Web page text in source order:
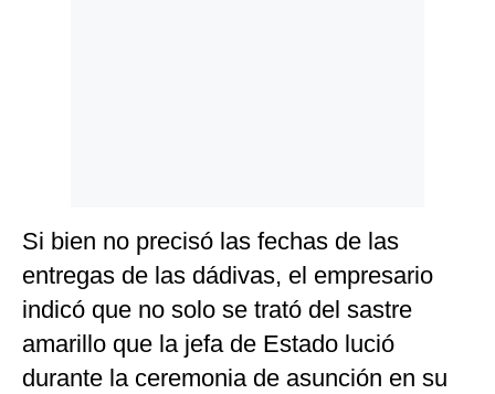
Si bien no precisó las fechas de las
entregas de las dádivas, el empresario
indicó que no solo se trató del sastre
amarillo que la jefa de Estado lució
durante la ceremonia de asunción en su